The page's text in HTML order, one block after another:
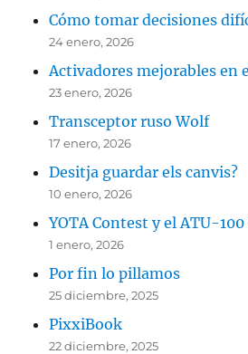
Cómo tomar decisiones
24 enero, 2026
Activadores mejorables en
23 enero, 2026
Transceptor ruso Wolf
17 enero, 2026
Desitja guardar els canvis?
10 enero, 2026
YOTA Contest y el ATU-100
1 enero, 2026
Por fin lo pillamos
25 diciembre, 2025
PixxiBook
22 diciembre, 2025